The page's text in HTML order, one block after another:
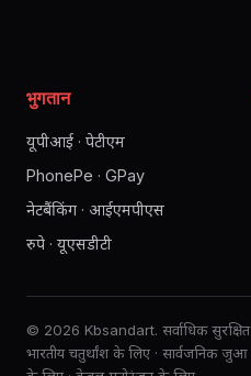
भुगतान
यूपीआई · पेटीएम
PhonePe · GPay
नेटबैंकिंग · आईएमपीएस
रुपे · यूएसडीटी
© 2026 Kbsandart. सर्वाधिक सुरक्षित
भारतीय चतुर्थांश के लिए · सार्वजनिक